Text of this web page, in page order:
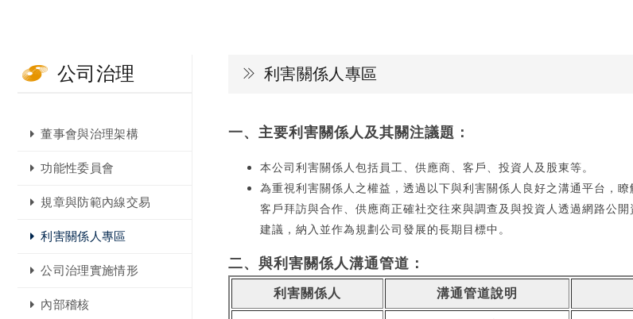
公司治理
董事會與治理架構
功能性委員會
規章與防範內線交易
利害關係人專區
公司治理實施情形
內部稽核
利害關係人專區
一、主要利害關係人及其關注議題：
本公司利害關係人包括員工、供應商、客戶、投資人及股東等。
為重視利害關係人之權益，透過以下與利害關係人良好之溝通平台，
客戶拜訪與合作、供應商正確社交往來與調查及與投資人透過網路公
建議，納入並作為規劃公司發展的長期目標中。
二、與利害關係人溝通管道：
利害關係人 溝通管道說明